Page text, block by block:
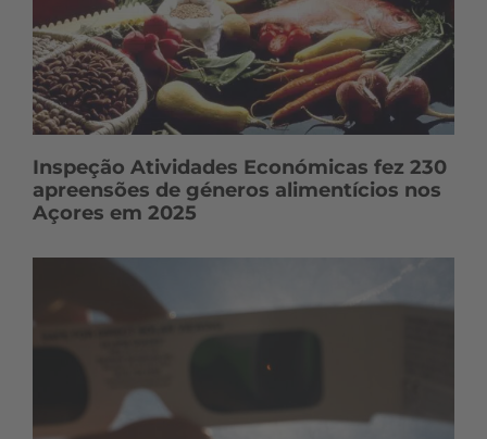
Inspeção Atividades Económicas fez 230
apreensões de géneros alimentícios nos
Açores em 2025